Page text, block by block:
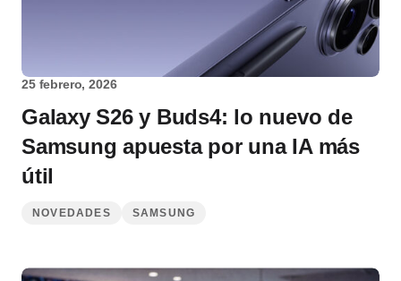
25 febrero, 2026
Galaxy S26 y Buds4: lo nuevo de
Samsung apuesta por una IA más
útil
NOVEDADES SAMSUNG